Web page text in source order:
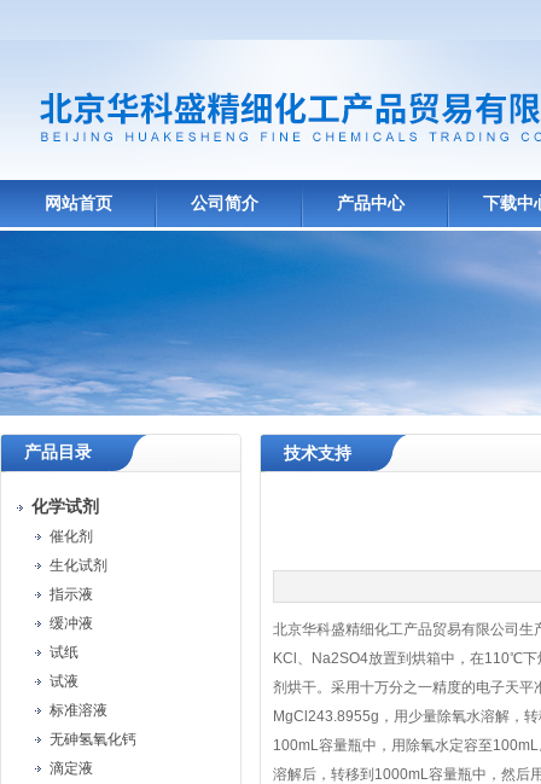
网站首页 公司简介 产品中心 下载中
产品目录
化学试剂
催化剂
生化试剂
指示液
缓冲液
试纸
试液
标准溶液
无砷氢氧化钙
滴定液
技术支持
北京华科盛精细化工产品贸易有限公司生
KCl、Na2SO4放置到烘箱中，在110℃
剂烘干。采用十万分之一精度的电子天
MgCl243.8955g，用少量除氧水溶解，
100mL容量瓶中，用除氧水定容至
溶解后，转移到1000mL容量瓶中，然后